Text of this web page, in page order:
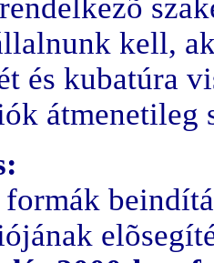
kell,
és kubatúra
átmenetileg